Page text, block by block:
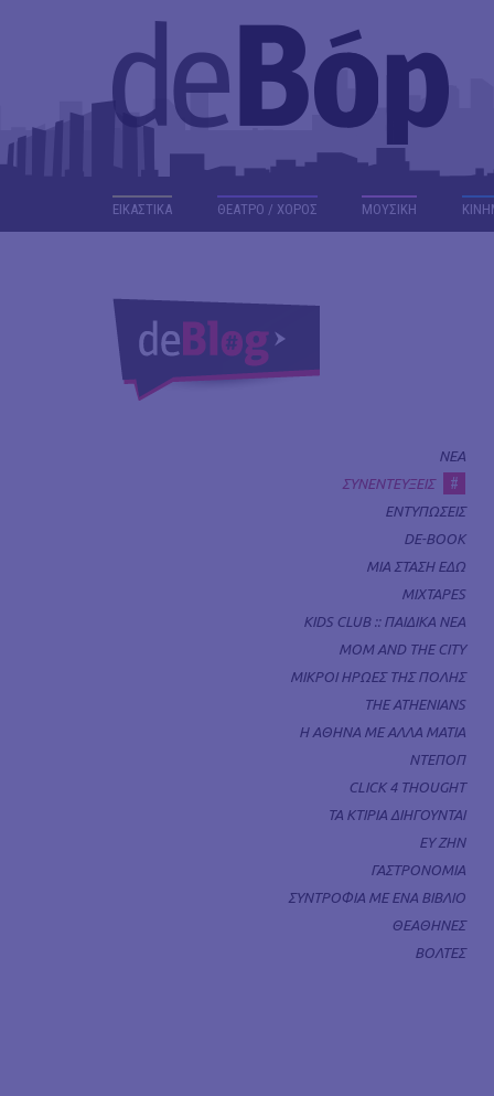
ΕΙΚΑΣΤΙΚΑ ΘΕΑΤΡΟ / ΧΟΡΟΣ ΜΟΥΣΙΚΗ
ΝΕΑ
ΣΥΝΕΝΤΕΥΞΕΙΣ
#
ΕΝΤΥΠΩΣΕΙΣ
DE-BOOK
ΜΙΑ ΣΤΑΣΗ ΕΔΩ
MIXTAPES
KIDS CLUB :: ΠΑΙΔΙΚΑ ΝΕΑ
MOM AND THE CITY
ΜΙΚΡΟΙ ΗΡΩΕΣ ΤΗΣ ΠΟΛΗΣ
THE ATHENIANS
Η ΑΘΗΝΑ ΜΕ ΑΛΛΑ ΜΑΤΙΑ
ΝΤΕΠΟΠ
CLICK 4 THOUGHT
ΤΑ ΚΤΙΡΙΑ ΔΙΗΓΟΥΝΤΑΙ
ΕΥ ΖΗΝ
ΓΑΣΤΡΟΝΟΜΙΑ
ΣΥΝΤΡΟΦΙΑ ΜΕ ΕΝΑ ΒΙΒΛΙΟ
ΘΕΑΘΗΝΕΣ
ΒΟΛΤΕΣ